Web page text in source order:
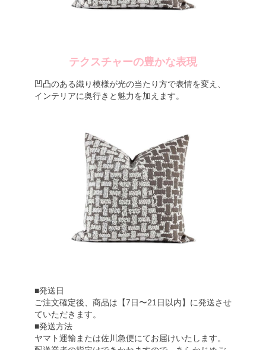
テクスチャーの豊かな表現
凹凸のある織り模様が光の当たり方で表情を変え、
インテリアに奥行きと魅力を加えます。
■発送日
ご注文確定後、商品は【7日〜21日以内】に発送させ
ていただきます。
■発送方法
ヤマト運輸または佐川急便にてお届けいたします。